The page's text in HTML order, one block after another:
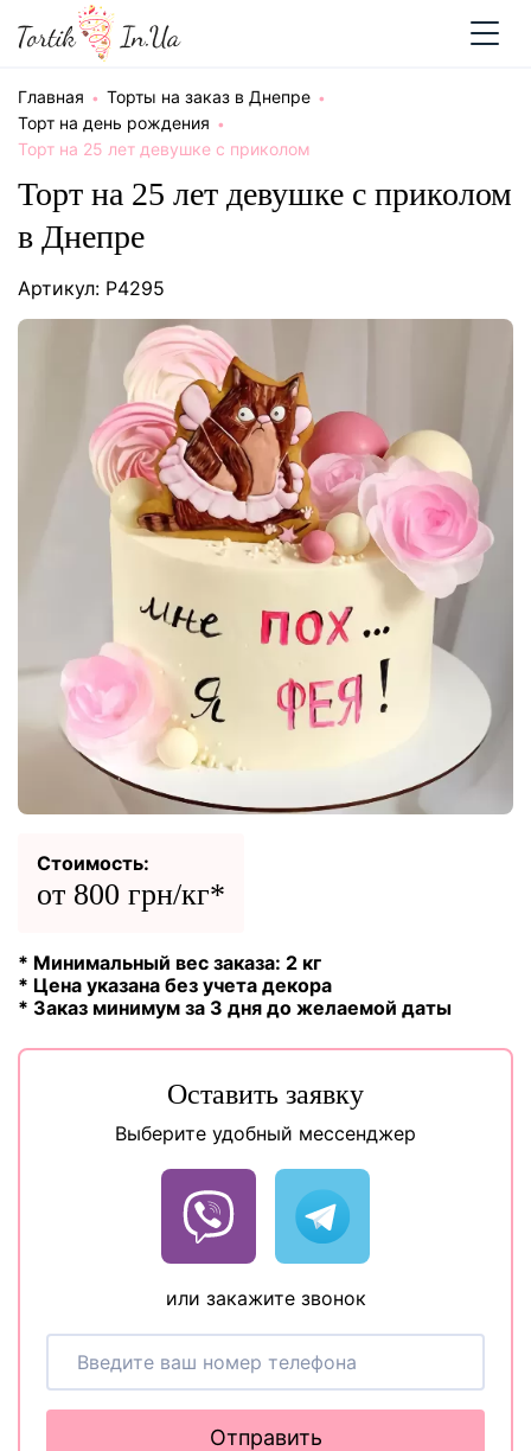
Главная
Торты на заказ в Днепре
Торт на день рождения
Торт на 25 лет девушке с приколом
Торт на 25 лет девушке с приколом
в Днепре
Артикул: P4295
Стоимость:
от 800 грн/кг*
* Минимальный вес заказа: 2 кг
* Цена указана без учета декора
* Заказ минимум за 3 дня до желаемой даты
Оставить заявку
Выберите удобный мессенджер
или закажите звонок
Отправить